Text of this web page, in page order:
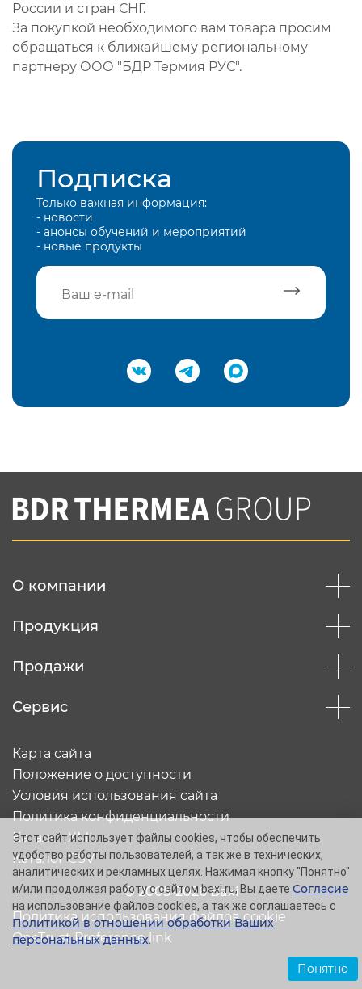
России и стран СНГ.
За покупкой необходимого вам товара просим
обращаться к ближайшему региональному
партнеру ООО "БДР Термия РУС".
Подписка
Только важная информация:
- новости
- анонсы обучений и мероприятий
- новые продукты
Подтвердить e-mail
Вы соглашаетесь с нашей политикой
конфеденциальности
О компании
Продукция
Продажи
Сервис
© 2005-2026 Baxi
Карта сайта
Положение о доступности
Условия использования сайта
Политика конфиденциальности
Каталог XML
Каталог CSV
Политика использования файлов cookie
OneTrust Preference link
Этот сайт использует файлы cookies, чтобы обеспечить
удобство работы пользователей, а так же в технических,
аналитических и рекламных целях. Нажимая кнопку "Понятно"
и/или продолжая работу с сайтом baxi.ru, Вы даете Согласие
на использование файлов cookies, а так же соглашаетесь с
Политикой в отношении обработки Ваших
персональных данных.
Понятно